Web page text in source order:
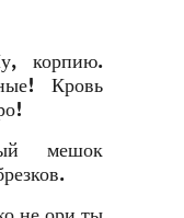
корпию.
Кровь
мешок